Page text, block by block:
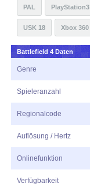
PAL PlayStation3
USK 18 Xbox 360
Battlefield 4 Daten
Genre
Spieleranzahl
Regionalcode
Auflösung / Hertz
Onlinefunktion
Verfügbarkeit